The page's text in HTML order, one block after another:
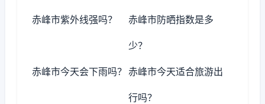
赤峰市紫外线强吗？ 赤峰市防晒指数是多
少？
赤峰市今天会下雨吗？ 赤峰市今天适合旅游出
行吗？